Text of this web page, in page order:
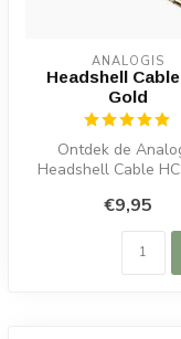
ANALOGIS
Headshell
Gold
Ontdek de
Headshell Cable
perfecte ...
€9,95